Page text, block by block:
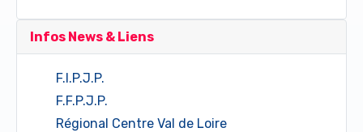
Infos News & Liens
F.I.P.J.P.
F.F.P.J.P.
Régional Centre Val de Loire